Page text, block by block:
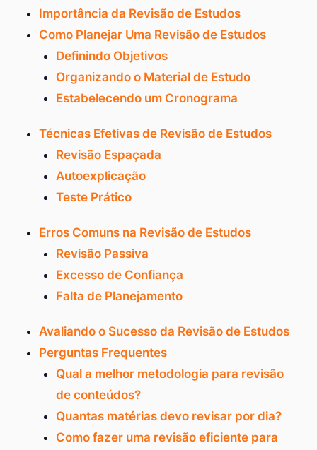
Importância da Revisão de Estudos
Como Planejar Uma Revisão de Estudos
Definindo Objetivos
Organizando o Material de Estudo
Estabelecendo um Cronograma
Técnicas Efetivas de Revisão de Estudos
Revisão Espaçada
Autoexplicação
Teste Prático
Erros Comuns na Revisão de Estudos
Revisão Passiva
Excesso de Confiança
Falta de Planejamento
Avaliando o Sucesso da Revisão de Estudos
Perguntas Frequentes
Qual a melhor metodologia para revisão
de conteúdos?
Quantas matérias devo revisar por dia?
Como fazer uma revisão eficiente para